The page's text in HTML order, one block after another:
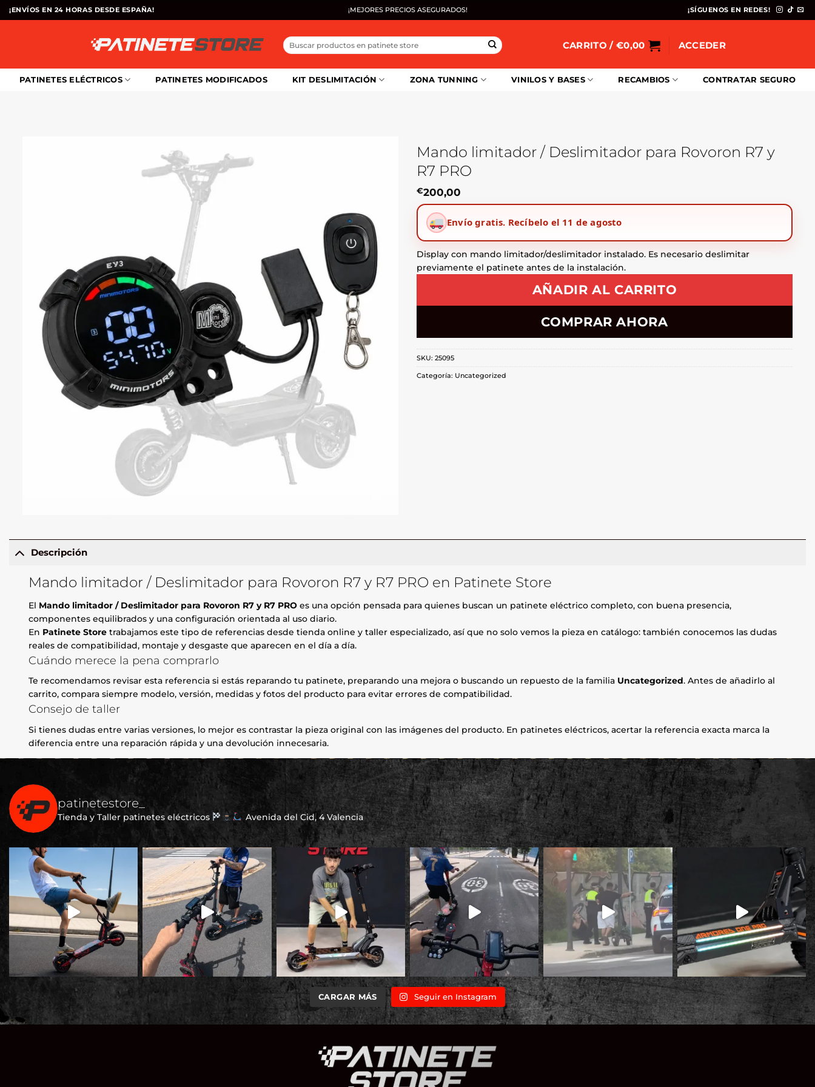
Saltar
al
¡ENVÍOS EN 24 HORAS DESDE ESPAÑA! ¡MEJORES PRECIOS ASEGURADOS! ¡SÍGUENOS EN REDES!
Buscar
por:
CARRITO / €0,00 ACCEDER
PATINETES ELÉCTRICOS PATINETES MODIFICADOS KIT DESLIMITACIÓN ZONA TUNNING VINILOS Y BASES RECAMBIOS CONTRATAR SEGURO
Mando limitador / Deslimitador para Rovoron R7 y
R7 PRO
€200,00
Envío gratis. Recíbelo el 11 de agosto
Display con mando limitador/deslimitador instalado. Es necesario deslimitar
previamente el patinete antes de la instalación.
AÑADIR AL CARRITO
COMPRAR AHORA
SKU: 25095
Categoría: Uncategorized
Descripción
Mando limitador / Deslimitador para Rovoron R7 y R7 PRO en Patinete Store
El Mando limitador / Deslimitador para Rovoron R7 y R7 PRO es una opción pensada para quienes buscan un patinete eléctrico completo, con buena presencia,
componentes equilibrados y una configuración orientada al uso diario.
En Patinete Store trabajamos este tipo de referencias desde tienda online y taller especializado, así que no solo vemos la pieza en catálogo: también conocemos las dudas
reales de compatibilidad, montaje y desgaste que aparecen en el día a día.
Cuándo merece la pena comprarlo
Te recomendamos revisar esta referencia si estás reparando tu patinete, preparando una mejora o buscando un repuesto de la familia Uncategorized. Antes de añadirlo al
carrito, compara siempre modelo, versión, medidas y fotos del producto para evitar errores de compatibilidad.
Consejo de taller
Si tienes dudas entre varias versiones, lo mejor es contrastar la pieza original con las imágenes del producto. En patinetes eléctricos, acertar la referencia exacta marca la
diferencia entre una reparación rápida y una devolución innecesaria.
patinetestore_
Tienda y Taller patinetes eléctricos Avenida del Cid, 4 Valencia
CARGAR MÁS Seguir en Instagram